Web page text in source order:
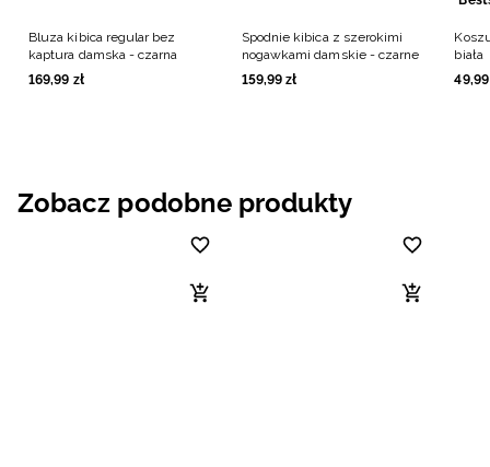
Bluza kibica regular bez
kaptura damska - czarna
169,99 zł
Spodnie kibica z szerokimi
nogawkami damskie - czarne
159,99 zł
biała
49,99
Zobacz podobne produkty